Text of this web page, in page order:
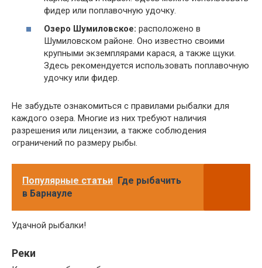
фидер или поплавочную удочку.
Озеро Шумиловское: расположено в
Шумиловском районе. Оно известно своими
крупными экземплярами карася, а также щуки.
Здесь рекомендуется использовать поплавочную
удочку или фидер.
Не забудьте ознакомиться с правилами рыбалки для
каждого озера. Многие из них требуют наличия
разрешения или лицензии, а также соблюдения
ограничений по размеру рыбы.
Популярные статьи Где рыбачить
в Барнауле
Удачной рыбалки!
Реки